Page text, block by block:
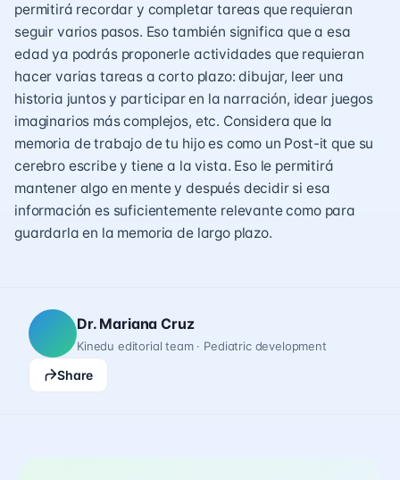
permitirá recordar y completar tareas que requieran
seguir varios pasos. Eso también significa que a esa
edad ya podrás proponerle actividades que requieran
hacer varias tareas a corto plazo: dibujar, leer una
historia juntos y participar en la narración, idear juegos
imaginarios más complejos, etc. Considera que la
memoria de trabajo de tu hijo es como un Post-it que su
cerebro escribe y tiene a la vista. Eso le permitirá
mantener algo en mente y después decidir si esa
información es suficientemente relevante como para
guardarla en la memoria de largo plazo.
Dr. Mariana Cruz
Kinedu editorial team · Pediatric development
Share